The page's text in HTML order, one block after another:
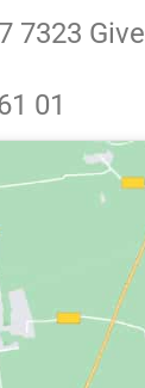
7323 Give
01